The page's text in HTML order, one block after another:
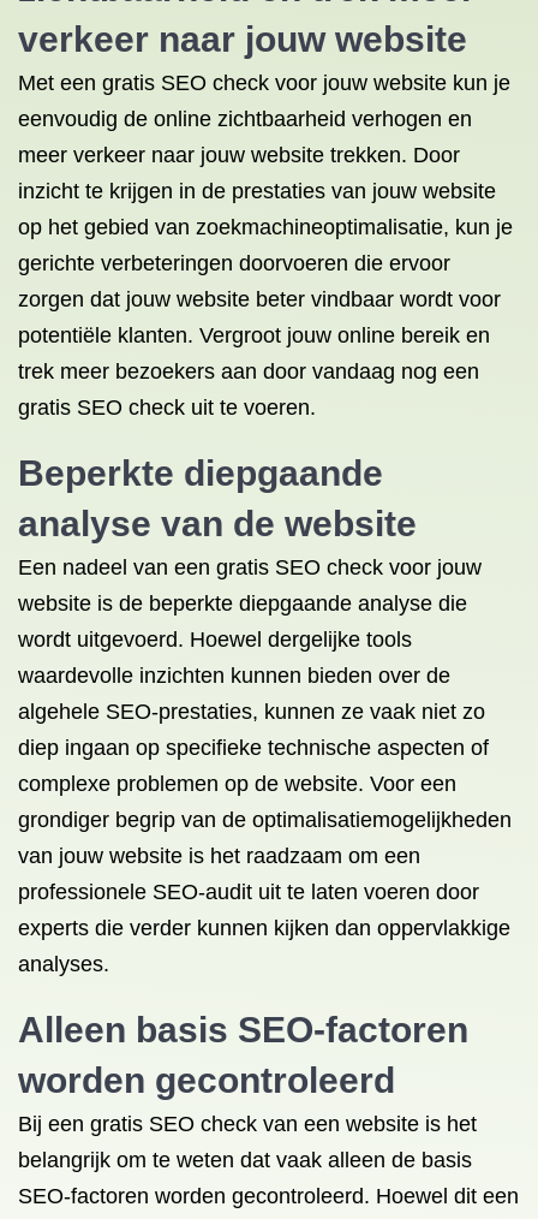
verkeer naar jouw website
Met een gratis SEO check voor jouw website kun je
eenvoudig de online zichtbaarheid verhogen en
meer verkeer naar jouw website trekken. Door
inzicht te krijgen in de prestaties van jouw website
op het gebied van zoekmachineoptimalisatie, kun je
gerichte verbeteringen doorvoeren die ervoor
zorgen dat jouw website beter vindbaar wordt voor
potentiële klanten. Vergroot jouw online bereik en
trek meer bezoekers aan door vandaag nog een
gratis SEO check uit te voeren.
Beperkte diepgaande
analyse van de website
Een nadeel van een gratis SEO check voor jouw
website is de beperkte diepgaande analyse die
wordt uitgevoerd. Hoewel dergelijke tools
waardevolle inzichten kunnen bieden over de
algehele SEO-prestaties, kunnen ze vaak niet zo
diep ingaan op specifieke technische aspecten of
complexe problemen op de website. Voor een
grondiger begrip van de optimalisatiemogelijkheden
van jouw website is het raadzaam om een
professionele SEO-audit uit te laten voeren door
experts die verder kunnen kijken dan oppervlakkige
analyses.
Alleen basis SEO-factoren
worden gecontroleerd
Bij een gratis SEO check van een website is het
belangrijk om te weten dat vaak alleen de basis
SEO-factoren worden gecontroleerd. Hoewel dit een